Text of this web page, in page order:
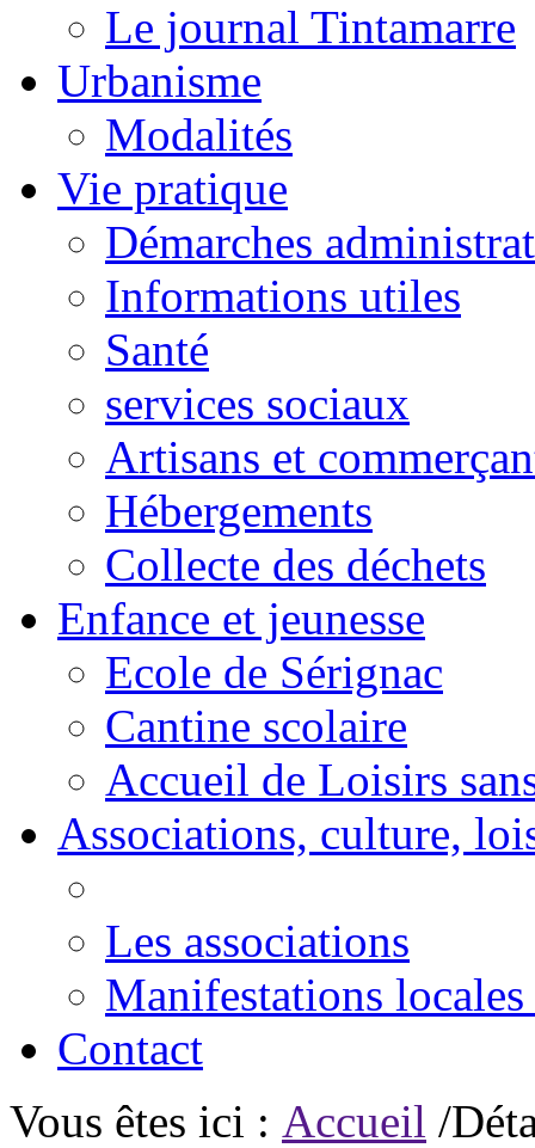
Le journal Tintamarre
Urbanisme
Modalités
Vie pratique
Démarches
Informations utiles
Santé
services sociaux
Artisans et
Hébergements
Collecte des déchets
Enfance et jeunesse
Ecole de Sérignac
Cantine scolaire
Accueil de Loisirs
Associations, culture,
Les associations
Manifestations locales
Contact
Vous êtes ici : Accueil /